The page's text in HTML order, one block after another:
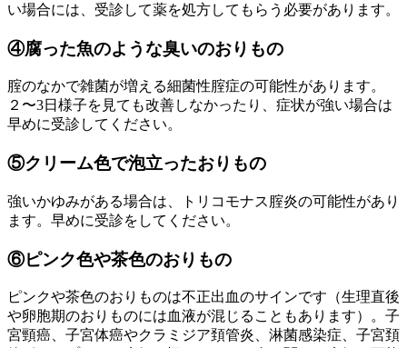
い場合には、受診して薬を処方してもらう必要があります。
④腐った魚のような臭いのおりもの
腟のなかで雑菌が増える細菌性腟症の可能性があります。
２〜3日様子を見ても改善しなかったり、症状が強い場合は
早めに受診してください。
⑤クリーム色で泡立ったおりもの
強いかゆみがある場合は、トリコモナス腟炎の可能性があり
ます。早めに受診をしてください。
⑥ピンク色や茶色のおりもの
ピンクや茶色のおりものは不正出血のサインです（生理直後
や卵胞期のおりものには血液が混じることもあります）。子
宮頸癌、子宮体癌やクラミジア頚管炎、淋菌感染症、子宮頚